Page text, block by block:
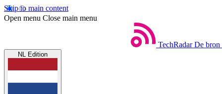
Skip to main content
Open menu Close main menu
TechRadar De bron
NL Edition